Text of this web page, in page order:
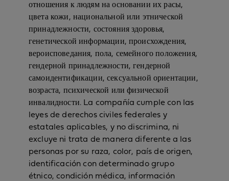
отношения к людям на основании их расы,
цвета кожи, национальной или этнической
принадлежности, состояния здоровья,
генетической информации, происхождения,
вероисповедания, пола, семейного положения,
гендерной принадлежности, гендерной
самоидентификации, сексуальной ориентации,
возраста, психической или физической
инвалидности. La compañía cumple con las
leyes de derechos civiles federales y
estatales aplicables, y no discrimina, ni
excluye ni trata de manera diferente a las
personas por su raza, color, país de origen,
identificación con determinado grupo
étnico, condición médica, información